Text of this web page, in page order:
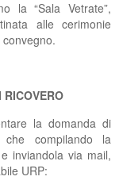
la “Sala Vetrate”,
alle cerimonie
RICOVERO
la domanda di
compilando la
inviandola via mail,
URP: